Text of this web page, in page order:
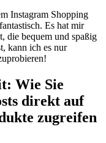
Instagram Shopping
Es ‍hat mir
die bequem und spaßig
kann ich ‍es nur
Wie Sie
direkt auf
zugreifen